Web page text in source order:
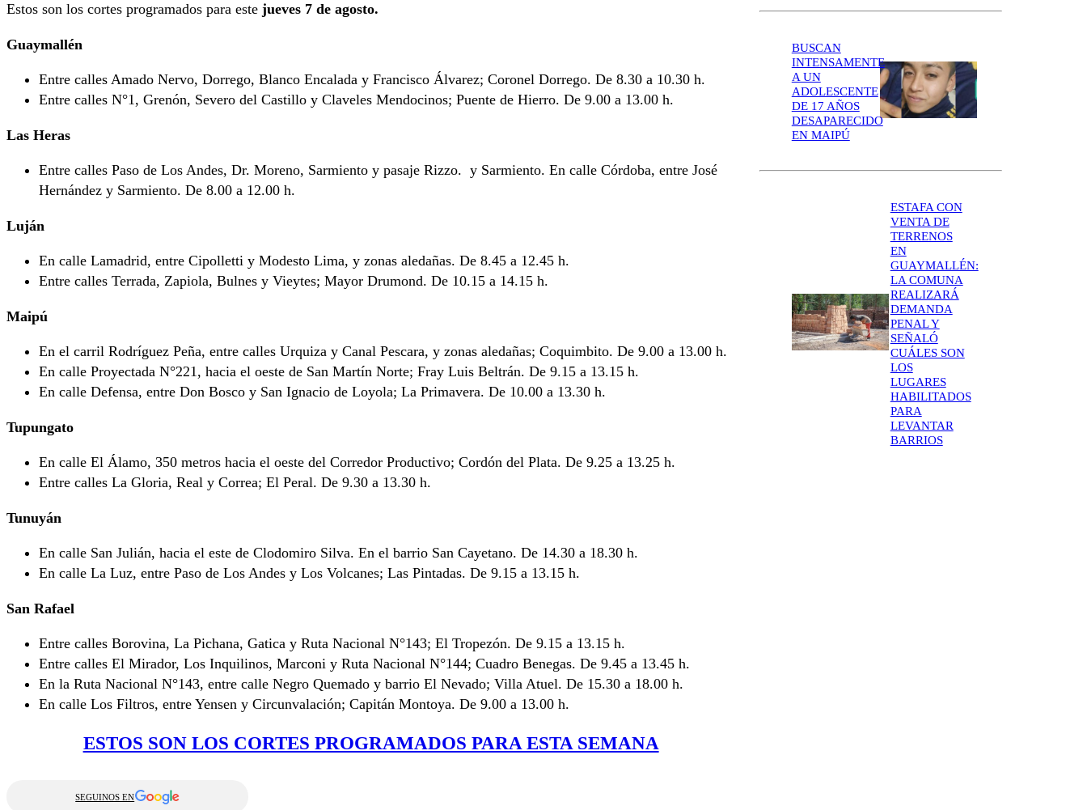
Estos son los cortes programados para este jueves 7 de agosto.
Guaymallén
Entre calles Amado Nervo, Dorrego, Blanco Encalada y Francisco Álvarez; Coronel Dorrego. De 8.30 a 10.30 h.
Entre calles N°1, Grenón, Severo del Castillo y Claveles Mendocinos; Puente de Hierro. De 9.00 a 13.00 h.
Las Heras
Entre calles Paso de Los Andes, Dr. Moreno, Sarmiento y pasaje Rizzo. y Sarmiento. En calle Córdoba, entre José
Hernández y Sarmiento. De 8.00 a 12.00 h.
Luján
En calle Lamadrid, entre Cipolletti y Modesto Lima, y zonas aledañas. De 8.45 a 12.45 h.
Entre calles Terrada, Zapiola, Bulnes y Vieytes; Mayor Drumond. De 10.15 a 14.15 h.
Maipú
En el carril Rodríguez Peña, entre calles Urquiza y Canal Pescara, y zonas aledañas; Coquimbito. De 9.00 a 13.00 h.
En calle Proyectada N°221, hacia el oeste de San Martín Norte; Fray Luis Beltrán. De 9.15 a 13.15 h.
En calle Defensa, entre Don Bosco y San Ignacio de Loyola; La Primavera. De 10.00 a 13.30 h.
Tupungato
En calle El Álamo, 350 metros hacia el oeste del Corredor Productivo; Cordón del Plata. De 9.25 a 13.25 h.
Entre calles La Gloria, Real y Correa; El Peral. De 9.30 a 13.30 h.
Tunuyán
En calle San Julián, hacia el este de Clodomiro Silva. En el barrio San Cayetano. De 14.30 a 18.30 h.
En calle La Luz, entre Paso de Los Andes y Los Volcanes; Las Pintadas. De 9.15 a 13.15 h.
San Rafael
Entre calles Borovina, La Pichana, Gatica y Ruta Nacional N°143; El Tropezón. De 9.15 a 13.15 h.
Entre calles El Mirador, Los Inquilinos, Marconi y Ruta Nacional N°144; Cuadro Benegas. De 9.45 a 13.45 h.
En la Ruta Nacional N°143, entre calle Negro Quemado y barrio El Nevado; Villa Atuel. De 15.30 a 18.00 h.
En calle Los Filtros, entre Yensen y Circunvalación; Capitán Montoya. De 9.00 a 13.00 h.
ESTOS SON LOS CORTES PROGRAMADOS PARA ESTA SEMANA
SEGUINOS EN
BUSCAN
INTENSAMENTE
A UN
ADOLESCENTE
DE 17 AÑOS
DESAPARECIDO
EN MAIPÚ
ESTAFA CON
VENTA DE
TERRENOS
EN
GUAYMALLÉN:
LA COMUNA
REALIZARÁ
DEMANDA
PENAL Y
SEÑALÓ
CUÁLES SON
LOS
LUGARES
HABILITADOS
PARA
LEVANTAR
BARRIOS